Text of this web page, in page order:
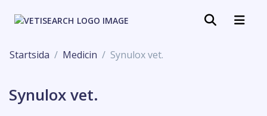
Startsida Medicin Synulox vet.
Synulox vet.